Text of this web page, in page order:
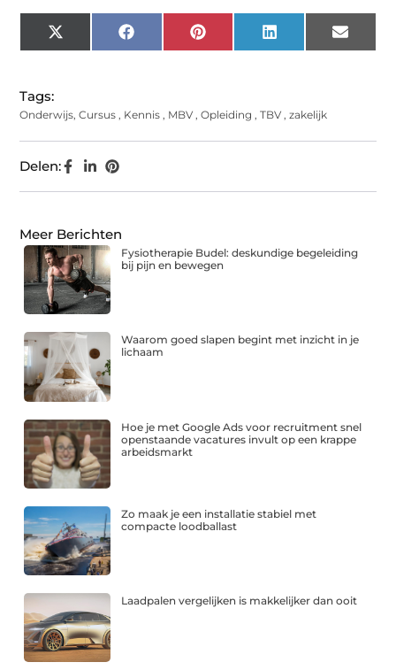
X
(Twitter)
Facebook Pinterest LinkedIn Email
Tags:
Onderwijs,Cursus , Kennis , MBV ,Opleiding ,TBV ,zakelijk
Delen:
Meer Berichten
Fysiotherapie Budel: deskundige begeleiding
bij pijn en bewegen
Waarom goed slapen begint met inzicht in je
lichaam
Hoe je met Google Ads voor recruitment snel
openstaande vacatures invult op een krappe
arbeidsmarkt
Zo maak je een installatie stabiel met
compacte loodballast
Laadpalen vergelijken is makkelijker dan ooit